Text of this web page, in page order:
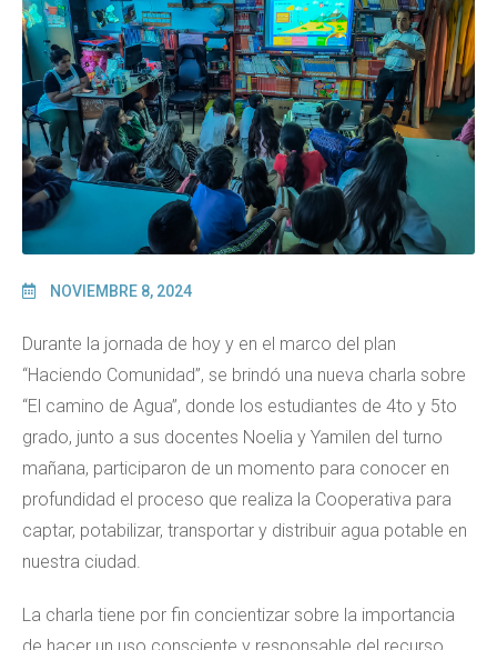
NOVIEMBRE 8, 2024
Durante la jornada de hoy y en el marco del plan
“Haciendo Comunidad”, se brindó una nueva charla sobre
“El camino de Agua”, donde los estudiantes de 4to y 5to
grado, junto a sus docentes Noelia y Yamilen del turno
mañana, participaron de un momento para conocer en
profundidad el proceso que realiza la Cooperativa para
captar, potabilizar, transportar y distribuir agua potable en
nuestra ciudad.
La charla tiene por fin concientizar sobre la importancia